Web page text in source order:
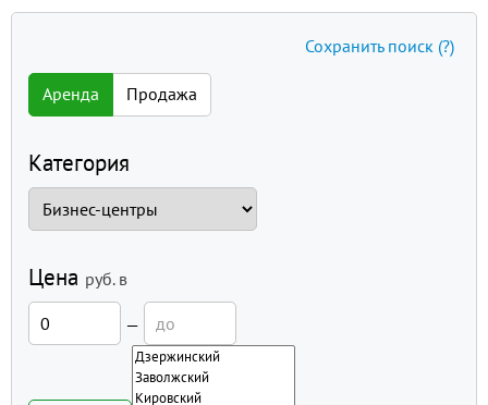
Аренда Продажа
Категория
Цена руб. в
—
Сохранить поиск (?)